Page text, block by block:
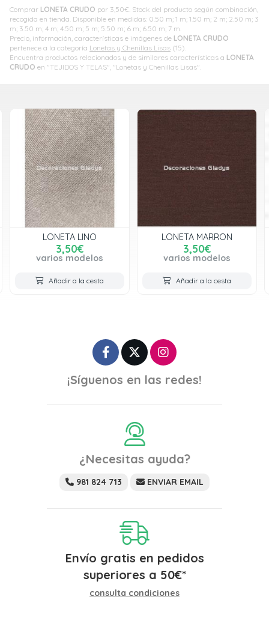
Comprar LONETA CRUDO por 3,50€ . Stock del producto según combinación,
recogida en tienda. Disponible en medidas: 0.50 m; 1 m; 1.50 m; 2 m; 2.50 m; 3
m; 3.50 m; 4 m; 4.50 m; 5 m; 5.50 m; 6 m; 6.50 m; 7 m.
Precio, información, características e imágenes de LONETA CRUDO
pertenece a la categoría Lonetas y Chenillas Lisas (15).
Encuentra productos relacionados y de similares características a LONETA
CRUDO en "TEJIDOS Y TELAS", "Lonetas y Chenillas Lisas".
LONETA MARRON
varios modelos
Añadir a la cesta
LONETA
varios
Añadir a la
¡Síguenos en las redes!
¿Necesitas ayuda?
981 824 713 ENVIAR EMAIL
Envío gratis en pedidos
superiores a 50€*
consulta condiciones